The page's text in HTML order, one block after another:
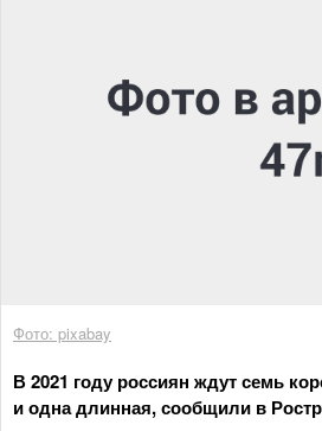
Фото: pixabay
В 2021 году россиян ждут семь
и одна длинная, сообщили в